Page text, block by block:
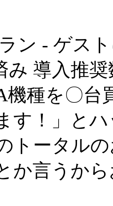
ン - ゲス
み 導入推
機種を〇台
す！」と
トータル
か言うか